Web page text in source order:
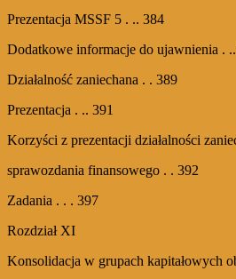
Prezentacja MSSF 5 . .. 384
Dodatkowe informacje do ujawnienia .
Działalność zaniechana . . 389
Prezentacja . .. 391
Korzyści z prezentacji działalności
sprawozdania finansowego . . 392
Zadania . . . 397
Rozdział XI
Konsolidacja w grupach kapitałowych